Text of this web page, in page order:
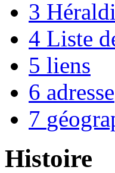
3
4 Liste
5 liens
6 adresse
7
Histoire